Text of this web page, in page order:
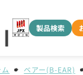
製品検索
ベアー(B-EAR)